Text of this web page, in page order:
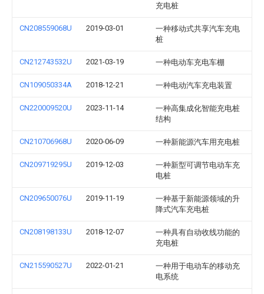
充电桩
CN208559068U 2019-03-01
一种移动式共享汽车充电
桩
CN212743532U 2021-03-19 一种电动车充电车棚
CN109050334A 2018-12-21 一种电动汽车充电装置
CN220009520U 2023-11-14
一种高集成化智能充电桩
结构
CN210706968U 2020-06-09 一种新能源汽车用充电桩
CN209719295U 2019-12-03
一种新型可调节电动车充
电桩
CN209650076U 2019-11-19
一种基于新能源领域的升
降式汽车充电桩
CN208198133U 2018-12-07
一种具有自动收线功能的
充电桩
CN215590527U 2022-01-21
一种用于电动车的移动充
电系统